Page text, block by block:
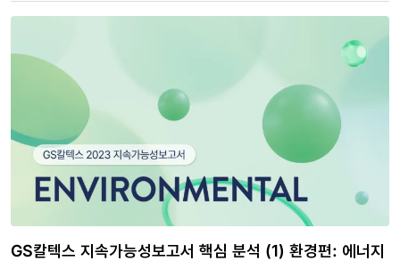
GS칼텍스 지속가능성보고서 핵심 분석 (1) 환경편: 에너지